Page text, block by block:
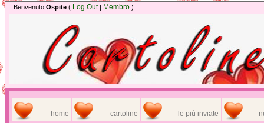
Benvenuto Ospite ( Log Out| Membro )
home cartoline le più inviate